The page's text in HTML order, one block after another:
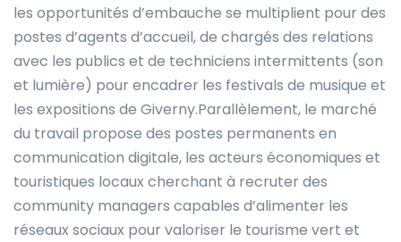
les opportunités d’embauche se multiplient pour des
postes d’agents d’accueil, de chargés des relations
avec les publics et de techniciens intermittents (son
et lumière) pour encadrer les festivals de musique et
les expositions de Giverny.Parallèlement, le marché
du travail propose des postes permanents en
communication digitale, les acteurs économiques et
touristiques locaux cherchant à recruter des
community managers capables d’alimenter les
réseaux sociaux pour valoriser le tourisme vert et